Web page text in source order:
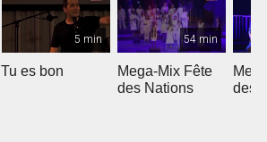
5 min
Tu es bon
54 min
Mega-Mix Fête
des Nations
des